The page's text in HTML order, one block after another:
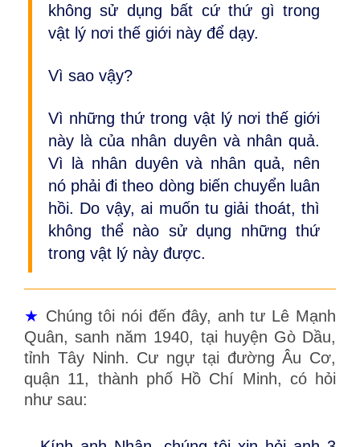
không sử dụng bất cứ thứ gì trong
vật lý nơi thế giới này để dạy.
Vì sao vậy?
Vì những thứ trong vật lý nơi thế giới
này là của nhân duyên và nhân quả.
Vì là nhân duyên và nhân quả, nên
nó phải đi theo dòng biến chuyển luân
hồi. Do vậy, ai muốn tu giải thoát, thì
không thể nào sử dụng những thứ
trong vật lý này được.
★ Chúng tôi nói đến đây, anh tư Lê Mạnh
Quân, sanh năm 1940, tại huyện Gò Dầu,
tỉnh Tây Ninh. Cư ngự tại đường Âu Cơ,
quận 11, thành phố Hồ Chí Minh, có hỏi
như sau: